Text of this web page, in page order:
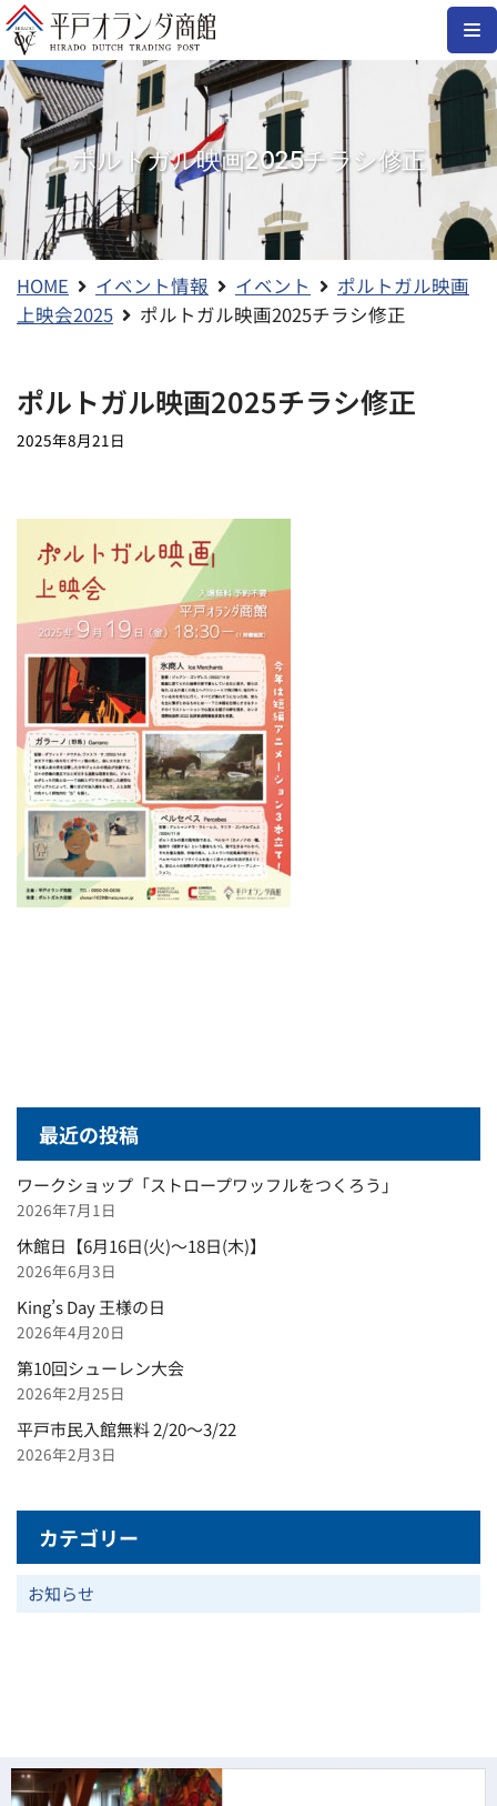
コ
ン
テ
ン
ツ
へ
ス
キ
プ
ポルトガル映画2025チラシ修正
HOME イベント情報 イベント
ポルトガル映画
上映会2025
ポルトガル映画2025チラシ修正
ポルトガル映画2025チラシ修正
2025年8月21日
最近の投稿
ワークショップ「ストロープワッフルをつくろう」
2026年7月1日
休館日【6月16日(火)～18日(木)】
2026年6月3日
King’s Day 王様の日
2026年4月20日
第10回シューレン大会
2026年2月25日
平戸市民入館無料 2/20～3/22
2026年2月3日
カテゴリー
お知らせ